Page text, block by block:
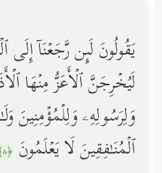
یَقُولُونَ لَىِٕن رَّجَعۡنَاۤ إِلَى
لَیُخۡرِجَنَّ ٱلۡأَعَزُّ مِنۡهَا
وَلِرَسُولِهِۦ وَلِلۡمُؤۡمِنِینَ
ٱلۡمُنَـٰفِقِینَ لَا یَعۡلَمُونَ ﴿٨﴾